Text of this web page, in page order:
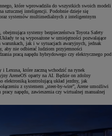
które wprowadziła do wszystkich swoich modeli
sztucznej inteligencji. Podobnie dzieje się
systemów multimedialnych z inteligentnym
systemy bezpieczeństwa Toyota Safety
te są wyposażone w umiejętności pozwalające
jak i w sytuacjach awaryjnych, jednak
aby nie odbierać ludziom przyjemności
pracą napędu hybrydowego czy elektrycznego pod
i Lexusa, które zaczną wchodzić na rynek
AreneOS oparty na AI. Będzie on zdolny
elektroniką kontrolującą układ jezdny, jak
z systemem „steer-by-wire”, Arene umożliwi
napędu, zawieszenia czy wirtualnej manualnej